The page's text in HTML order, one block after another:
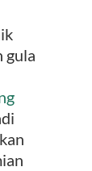
gula